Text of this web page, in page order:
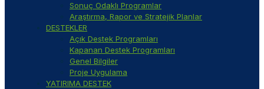
Sonuç Odaklı Programlar
Araştırma, Rapor ve Stratejik Planlar
DESTEKLER
Açık Destek Programları
Kapanan Destek Programları
Genel Bilgiler
Proje Uygulama
YATIRIMA DESTEK